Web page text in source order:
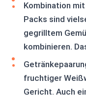
Kombination
Packs sind
gegrilltem
kombinieren.
fruchtiger
Gericht. Auch